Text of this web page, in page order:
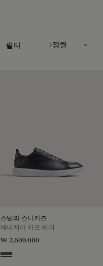
필터
스텔라 스니커즈
베네치아 카프 레더
₩ 2,600,000
Iron Grey